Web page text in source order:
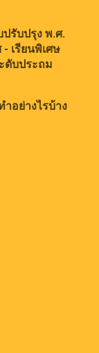
รับปรุง พ.ศ.
เรียนพิเศษ
ดับประถม
ำอย่างไรบ้าง